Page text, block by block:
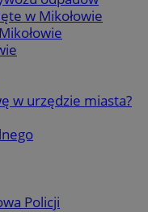
w Mikołowie
w urzędzie miasta?
Policji